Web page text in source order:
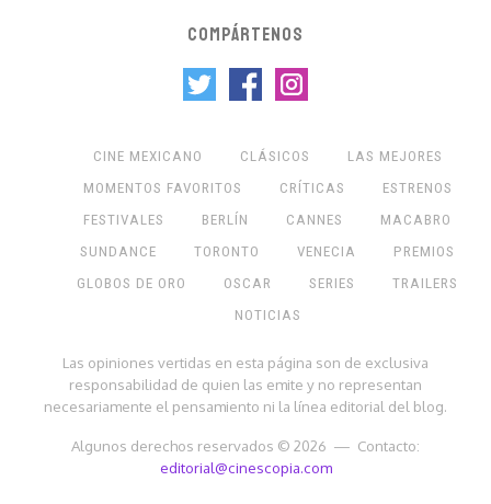
COMPÁRTENOS
CINE MEXICANO CLÁSICOS
LAS MEJORES
MOMENTOS FAVORITOS
CRÍTICAS
ESTRENOS
FESTIVALES
BERLÍN CANNES
MACABRO
SUNDANCE
TORONTO VENECIA
PREMIOS
GLOBOS DE ORO
OSCAR SERIES
TRAILERS
NOTICIAS
Las opiniones vertidas en esta página son de exclusiva
responsabilidad de quien las emite y no representan
necesariamente el pensamiento ni la línea editorial del blog.
Algunos derechos reservados © 2026 — Contacto:
editorial@cinescopia.com